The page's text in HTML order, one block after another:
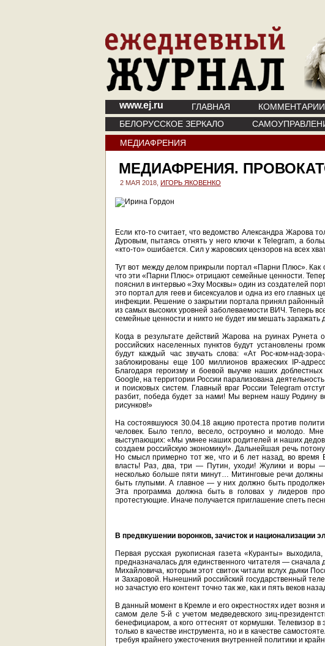
www.ej.ru ГЛАВНАЯ КОММЕНТАРИИ
БЕЛОРУССКОЕ ЗЕРКАЛО
МЕДИАФРЕНИЯ
МЕДИАФРЕНИЯ.
2 МАЯ 2018, ИГОРЬ ЯКОВЕНКО
Если кто-то считает, что ведомство Александра Жарова
Дуровым, пытаясь отнять у него ключи к Telegram, а
«кто-то» ошибается. Сил у жаровских цензоров на всех
Тут вот между делом прикрыли портал «Парни Плюс». Как
что эти «Парни Плюс» отрицают семейные ценности.
пояснил в интервью «Эху Москвы» один из создателей
это портал для геев и бисексуалов и одна из его
инфекции. Решение о закрытии портала принял районный
из самых высоких уровней заболеваемости ВИЧ. Теперь
семейные ценности и никто не будет им мешать
Когда в результате действий Жарова на руинах Рунета
российских населенных пунктов будут установлены
будут каждый час звучать слова: «Ат Рос-ком-над-
заблокированы еще 100 миллионов вражеских IP-
Благодаря героизму и боевой выучке наших
Google, на территории России парализована
и поисковых систем. Главный враг России Telegram
разбит, победа будет за нами! Мы вернем нашу Родину
рисунков!»
На состоявшуюся 30.04.18 акцию протеста против
человек. Было тепло, весело, остроумно и молодо.
выступающих: «Мы умнее наших родителей и наших
создаем российскую экономику!». Дальнейшая речь
Но смысл примерно тот же, что и 6 лет назад, во
власть! Раз, два, три — Путин, уходи! Жулики и
несколько больше пяти минут… Митинговые речи
быть глупыми. А главное — у них должно быть
Эта программа должна быть в головах у лидеров
протестующие. Иначе получается приглашение спеть
В предвкушении воронков, зачисток и национализации
Первая русская рукописная газета «Куранты»
предназначалась для единственного читателя —
Михайловича, которым этот свиток читали вслух дьяки
и Захаровой. Нынешний российский государственный
но зачастую его контент точно так же, как и пять веков
В данный момент в Кремле и его окрестностях идет возня
самом деле 5-й с учетом медведевского зиц-
бенефициаром, а кого оттеснят от кормушки. Телевизор в
только в качестве инструмента, но и в качестве
требуя крайнего ужесточения внутренней политики и